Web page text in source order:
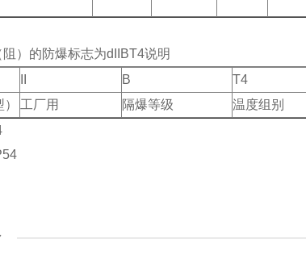
）的防爆标志为dIIBT4说明
B
T4
工厂用 隔爆等级
温度组别